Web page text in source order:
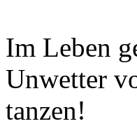
Im Leben
Unwetter
tanzen!